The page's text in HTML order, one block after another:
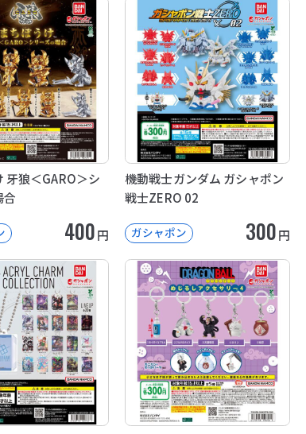
牙狼＜GARO＞シ
合
400円
機動戦士ガンダム ガシャポン
戦士ZERO 02
ガシャポン 300円